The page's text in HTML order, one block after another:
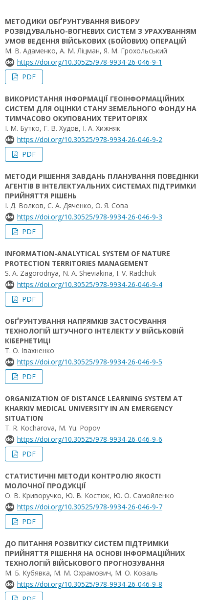
МЕТОДИКИ ОБҐРУНТУВАННЯ ВИБОРУ
РОЗВІДУВАЛЬНО-ВОГНЕВИХ СИСТЕМ З УРАХУВАННЯМ
УМОВ ВЕДЕННЯ ВІЙСЬКОВИХ (БОЙОВИХ) ОПЕРАЦІЙ
М. В. Адаменко, А. М. Ліцман, Я. М. Грохольський
https://doi.org/10.30525/978-9934-26-046-9-1
PDF
ВИКОРИСТАННЯ ІНФОРМАЦІЇ ГЕОІНФОРМАЦІЙНИХ
СИСТЕМ ДЛЯ ОЦІНКИ СТАНУ ЗЕМЕЛЬНОГО ФОНДУ НА
ТИМЧАСОВО ОКУПОВАНИХ ТЕРИТОРІЯХ
І. М. Бутко, Г. В. Худов, І. А. Хижняк
https://doi.org/10.30525/978-9934-26-046-9-2
PDF
МЕТОДИ РІШЕННЯ ЗАВДАНЬ ПЛАНУВАННЯ ПОВЕДІНКИ
АГЕНТІВ В ІНТЕЛЕКТУАЛЬНИХ СИСТЕМАХ ПІДТРИМКИ
ПРИЙНЯТТЯ РІШЕНЬ
І. Д. Волков, С. А. Дяченко, О. Я. Сова
https://doi.org/10.30525/978-9934-26-046-9-3
PDF
INFORMATION-ANALYTICAL SYSTEM OF NATURE
PROTECTION TERRITORIES MANAGEMENT
S. A. Zagorodnya, N. A. Sheviakina, I. V. Radchuk
https://doi.org/10.30525/978-9934-26-046-9-4
PDF
ОБҐРУНТУВАННЯ НАПРЯМКІВ ЗАСТОСУВАННЯ
ТЕХНОЛОГІЙ ШТУЧНОГО ІНТЕЛЕКТУ У ВІЙСЬКОВІЙ
КІБЕРНЕТИЦІ
Т. О. Івахненко
https://doi.org/10.30525/978-9934-26-046-9-5
PDF
ORGANIZATION OF DISTANCE LEARNING SYSTEM AT
KHARKIV MEDICAL UNIVERSITY IN AN EMERGENCY
SITUATION
T. R. Kocharova, M. Yu. Popov
https://doi.org/10.30525/978-9934-26-046-9-6
PDF
СТАТИСТИЧНІ МЕТОДИ КОНТРОЛЮ ЯКОСТІ
МОЛОЧНОЇ ПРОДУКЦІЇ
О. В. Криворучко, Ю. В. Костюк, Ю. О. Самойленко
https://doi.org/10.30525/978-9934-26-046-9-7
PDF
ДО ПИТАННЯ РОЗВИТКУ СИСТЕМ ПІДТРИМКИ
ПРИЙНЯТТЯ РІШЕННЯ НА ОСНОВІ ІНФОРМАЦІЙНИХ
ТЕХНОЛОГІЙ ВІЙСЬКОВОГО ПРОГНОЗУВАННЯ
М. Б. Кубявка, М. М. Охрамович, М. О. Коваль
https://doi.org/10.30525/978-9934-26-046-9-8